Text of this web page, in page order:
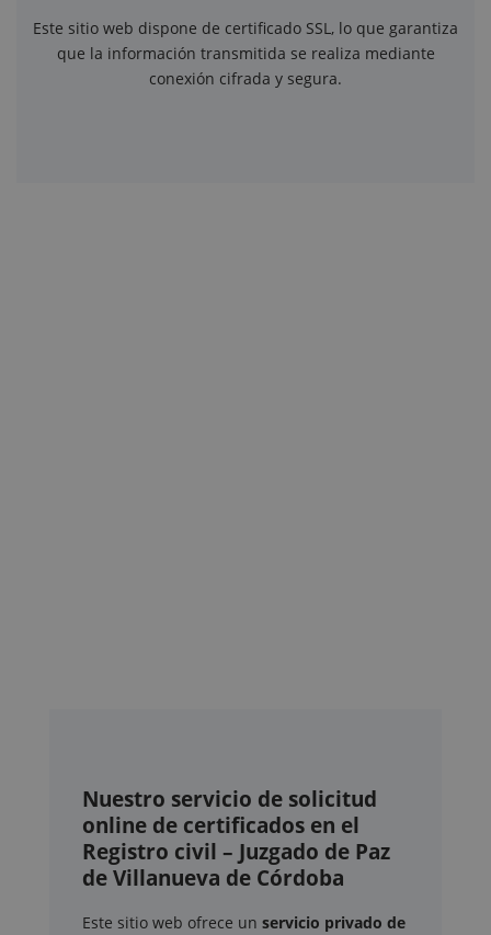
Este sitio web dispone de certificado SSL, lo que garantiza
que la información transmitida se realiza mediante
conexión cifrada y segura.
Nuestro servicio de solicitud
online de certificados en el
Registro civil – Juzgado de Paz
de Villanueva de Córdoba
Este sitio web ofrece un servicio privado de